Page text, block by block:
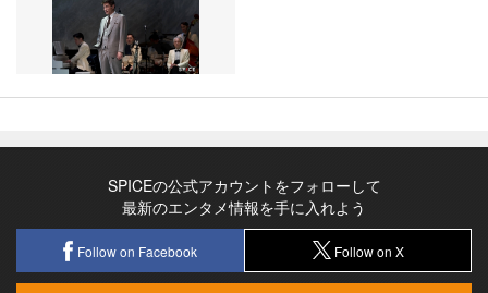
SPICEの公式アカウントをフォローして
最新のエンタメ情報を手に入れよう
Follow on Facebook Follow on X